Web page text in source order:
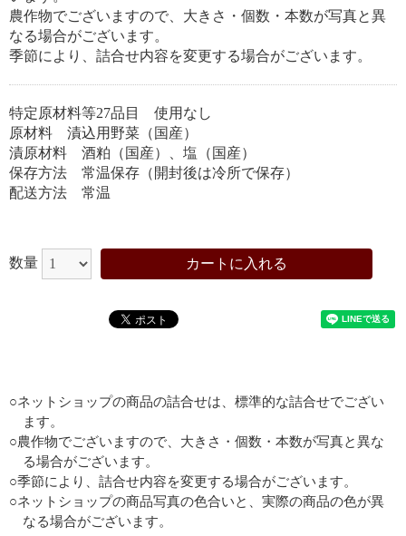
農作物でございますので、大きさ・個数・本数が写真と異
なる場合がございます。
季節により、詰合せ内容を変更する場合がございます。
特定原材料等27品目 使用なし
原材料 漬込用野菜（国産）
漬原材料 酒粕（国産）、塩（国産）
保存方法 常温保存（開封後は冷所で保存）
配送方法 常温
数量
カートに入れる
○ネットショップの商品の詰合せは、標準的な詰合せでござい
ます。
○農作物でございますので、大きさ・個数・本数が写真と異な
る場合がございます。
○季節により、詰合せ内容を変更する場合がございます。
○ネットショップの商品写真の色合いと、実際の商品の色が異
なる場合がございます。